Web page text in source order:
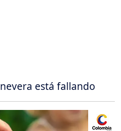
está fallando